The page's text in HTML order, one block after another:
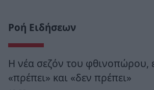
Ροή Ειδήσεων
Η νέα σεζόν του φθινοπώρου,
«πρέπει» και «δεν πρέπει»